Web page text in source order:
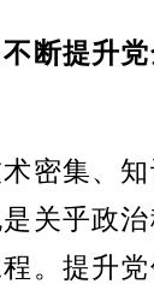
断提升
密集、
关乎政
。提升